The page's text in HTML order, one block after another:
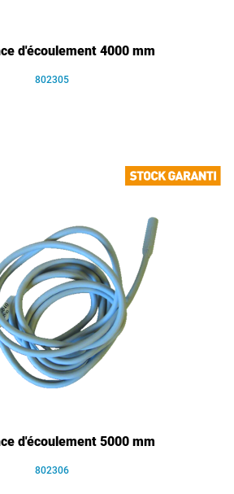
d'écoulement 4000 mm
802305
d'écoulement 5000 mm
802306